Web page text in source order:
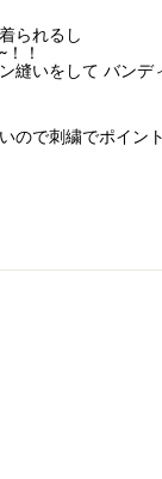
られるし
！
縫いをして バンデ
ので刺繍でポイン